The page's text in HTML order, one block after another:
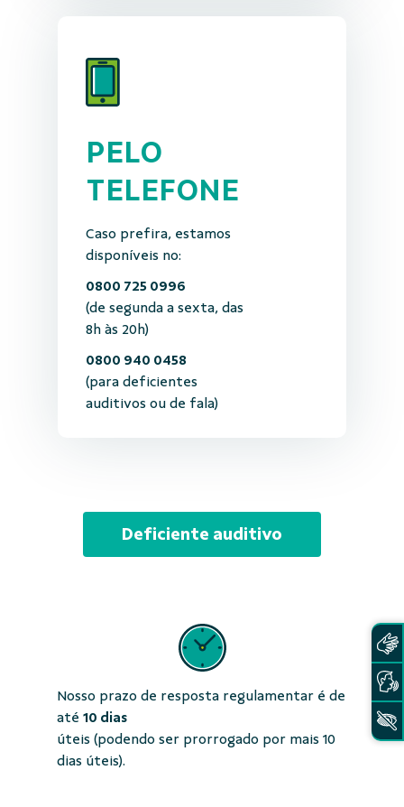
PELO
TELEFONE
Caso prefira, estamos
disponíveis no:
0800 725 0996
(de segunda a sexta, das
8h às 20h)
0800 940 0458
(para deficientes
auditivos ou de fala)
Deficiente auditivo
Nosso prazo de resposta regulamentar é de
até 10 dias
úteis (podendo ser prorrogado por mais 10
dias úteis).